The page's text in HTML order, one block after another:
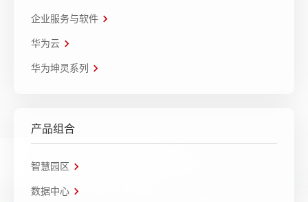
企业服务与软件
华为云
华为坤灵系列
产品组合
智慧园区
数据中心